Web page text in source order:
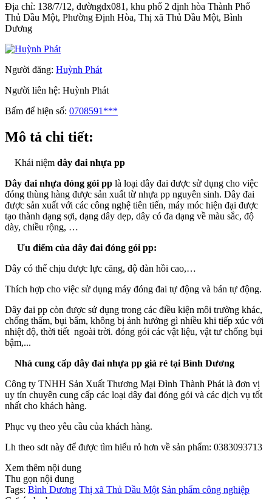
Địa chỉ: 138/7/12, đườngdx081, khu phố 2 định hòa Thành Phố
Thủ Dầu Một, Phường Định Hòa, Thị xã Thủ Dầu Một, Bình
Dương
Người đăng: Huỳnh Phát
Người liên hệ: Huỳnh Phát
Bấm để hiện số: 0708591***
Mô tả chi tiết:
Khái niệm dây đai nhựa pp
Dây đai nhựa đóng gói pp là loại dây đai được sử dụng cho việc
đóng thùng hàng được sản xuất từ nhựa pp nguyên sinh. Dây đai
được sản xuất với các công nghệ tiên tiến, máy móc hiện đại được
tạo thành dạng sợi, dạng dây dẹp, dây có đa dạng về màu sắc, độ
dày, chiều rộng, …
Ưu điểm của dây đai đóng gói pp:
Dây có thể chịu được lực căng, độ đàn hồi cao,…
Thích hợp cho việc sử dụng máy đóng đai tự động và bán tự động.
Dây đai pp còn được sử dụng trong các điều kiện môi trường khác,
chống thấm, bụi bẩm, không bị ảnh hưởng gì nhiều khi tiếp xúc với
nhiệt độ, thời tiết ngoài trời. đóng gói các vật liệu, vật tư chống bụi
bậm,...
Nhà cung cấp dây đai nhựa pp giá rẻ tại Bình Dương
Công ty TNHH Sản Xuất Thương Mại Đình Thành Phát là đơn vị
uy tín chuyên cung cấp các loại dây đai đóng gói và các dịch vụ tốt
nhất cho khách hàng.
Phục vụ theo yêu cầu của khách hàng.
Lh theo sdt này để được tìm hiểu rỏ hơn về sản phẩm: 0383093713
Xem thêm nội dung
Thu gọn nội dung
Tags: Bình Dương Thị xã Thủ Dầu Một Sản phẩm công nghiệp